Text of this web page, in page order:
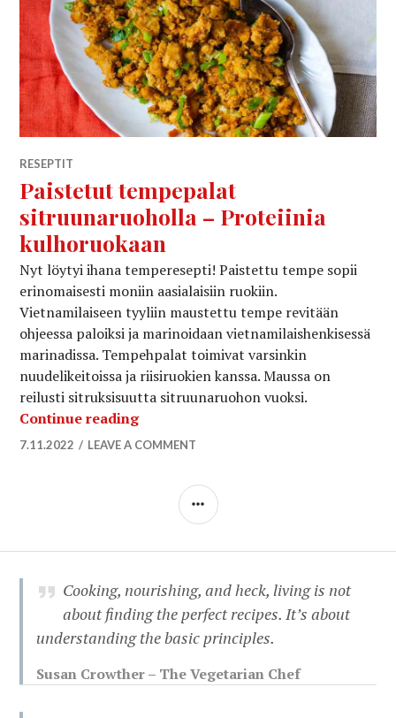
RESEPTIT
Paistetut tempepalat
sitruunaruoholla – Proteiinia
kulhoruokaan
Nyt löytyi ihana temperesepti! Paistettu tempe sopii
erinomaisesti moniin aasialaisiin ruokiin.
Vietnamilaiseen tyyliin maustettu tempe revitään
ohjeessa paloiksi ja marinoidaan vietnamilaishenkisessä
marinadissa. Tempehpalat toimivat varsinkin
nuudelikeitoissa ja riisiruokien kanssa. Maussa on
reilusti sitruksisuutta sitruunaruohon vuoksi.
Continue readingPaistetut tempepalat
7.11.2022 LEAVE A COMMENT
SIDEBAR
Cooking, nourishing, and heck, living is not
about finding the perfect recipes. It’s about
understanding the basic principles.
Susan Crowther – The Vegetarian Chef